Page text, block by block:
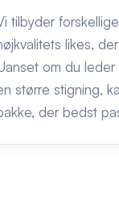
tilbyder
likes,
om du
større stigning,
der bedst